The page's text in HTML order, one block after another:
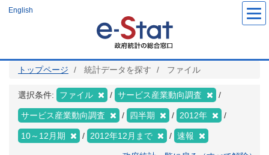
ツ
English
トップページ 統計データを探す ファイル
選択条件: ファイル サービス産業動向調査
サービス産業動向調査 四半期 2012年
10～12月期 2012年12月まで 速報